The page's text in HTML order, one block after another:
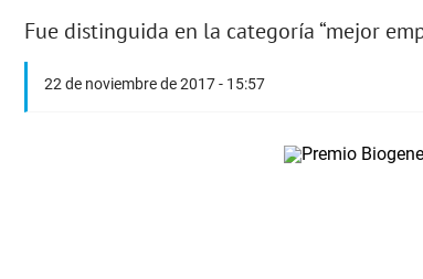
Fue distinguida en la categoría “mejor
22 de noviembre de 2017 - 15:57